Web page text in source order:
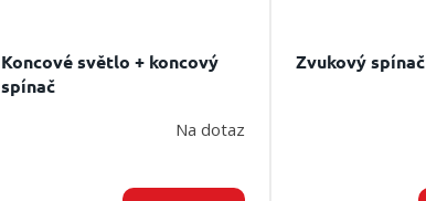
Koncové světlo + koncový
spínač
Na dotaz
Zvukový spínač